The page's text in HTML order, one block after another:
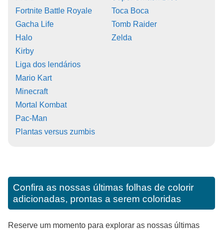
Fortnite Battle Royale
Gacha Life
Halo
Kirby
Liga dos lendários
Mario Kart
Minecraft
Mortal Kombat
Pac-Man
Plantas versus zumbis
Toca Boca
Tomb Raider
Zelda
Confira as nossas últimas folhas de colorir
adicionadas, prontas a serem coloridas
Reserve um momento para explorar as nossas últimas